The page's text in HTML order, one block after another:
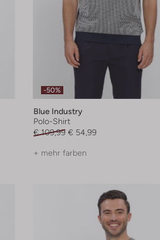
-50%
Blue Industry
Polo-Shirt
€ 109,99 € 54,99
+ mehr farben